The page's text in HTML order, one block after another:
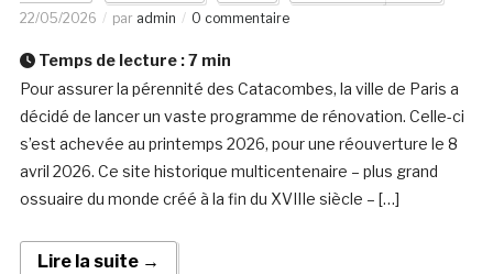
22/05/2026 par admin 0 commentaire
Temps de lecture :7 min
Pour assurer la pérennité des Catacombes, la ville de Paris a
décidé de lancer un vaste programme de rénovation. Celle-ci
s’est achevée au printemps 2026, pour une réouverture le 8
avril 2026. Ce site historique multicentenaire – plus grand
ossuaire du monde créé à la fin du XVIIIe siècle – […]
Lire la suite →